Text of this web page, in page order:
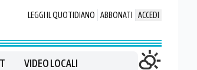
LEGGI IL QUOTIDIANO ABBONATI ACCEDI
VIDEO LOCALI